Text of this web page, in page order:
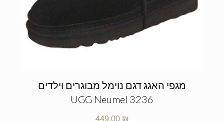
מגפי האגג דגם נוימל מבוגרים וילדים
UGG Neumel 3236
449.00 ₪